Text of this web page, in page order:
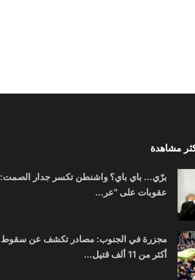
مشاهدة
برّي... باي باي؟ واشنطن تكسر جدار الصمت:
عقوبات على "عر...
مجزرة في الجنوب: مصادر تكشف عن سقوط
أكثر من 11 ألف قتيل...